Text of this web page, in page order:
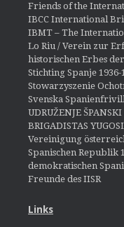
Friends of the
IBCC International
IBMT – The
Lo Riu / Verein zur
historischen Erbes
Stichting Spanje
Stowarzyszenie
Svenska
UDRUŽENJE
BRIGADISTAS
Vereinigung
Spanischen Republik
demokratischen
Freunde des IISR
Links